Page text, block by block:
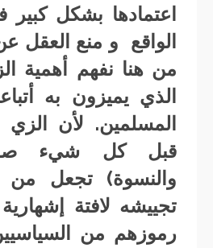
اعتمادها بشكل كبير
الواقع و منع العقل
من هنا نفهم أهمية
الذي يميزون به
المسلمين. لأن الزي
قبل كل شيء
والنسوة) تجعل
تجييشه لافتة
رموزهم من